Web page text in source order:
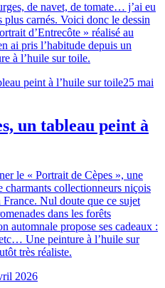
de navet, de tomate… j’ai eu
plus carnés. Voici donc le dessin
d’Entrecôte » réalisé au
ai pris l’habitude depuis un
à l’huile sur toile.
25 mai
un tableau peint à
le « Portrait de Cèpes », une
charmants collectionneurs niçois
Nul doute que ce sujet
dans les forêts
automnale propose ses cadeaux :
Une peinture à l’huile sur
très réaliste.
2026